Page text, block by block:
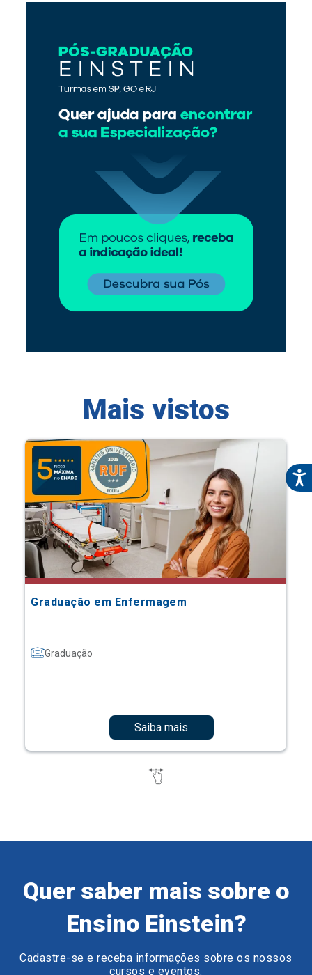
Mais vistos
Graduação em Enfermagem
Graduação
Saiba mais
Quer saber mais sobre o
Ensino Einstein?
Cadastre-se e receba informações sobre os nossos
cursos e eventos.